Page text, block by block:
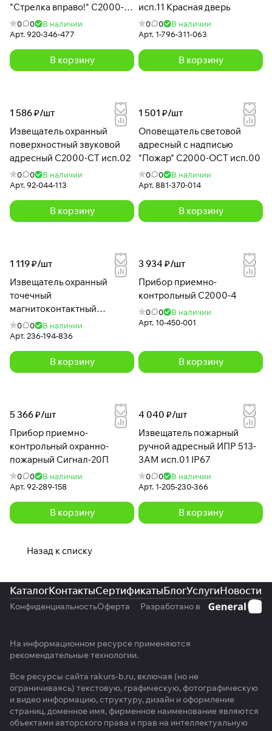
"Стрелка вправо!" С2000-
ОСТ исп.08
0 0
В наличии
Арт.920-346-477
В корзину
исп.11 Красная дверь
0 0
В наличии
Арт. 1-796-311-063
В корзину
1 586 ₽/шт
Извещатель охранный
поверхностный звуковой
адресный С2000-СТ исп.02
0 0
В наличии
Арт.92-044-113
В корзину
1 501 ₽/шт
Оповещатель световой
адресный с надписью
"Пожар" С2000-ОСТ исп.00
0 0
В наличии
Арт.881-370-014
В корзину
1 119 ₽/шт
Извещатель охранный
точечный
магнитоконтактный
адресный С2000-АР1 с ИО
102-20
0 0
В наличии
Арт.236-194-836
В корзину
3 934 ₽/шт
Прибор приемно-
контрольный С2000-4
0 0
В наличии
Арт. 10-450-001
В корзину
5 366 ₽/шт
Прибор приемно-
контрольный охранно-
пожарный Сигнал-20П
0 0
В наличии
Арт.92-289-158
В корзину
4 040 ₽/шт
Извещатель пожарный
ручной адресный ИПР 513-
3АМ исп.01 IP67
0 0
В наличии
Арт. 1-205-230-366
В корзину
Назад к списку
КаталогКонтактыСертификатыБлогУслугиНовости
КонфиденциальностьОферта Разработано в
На информационном ресурсе применяются
рекомендательные технологии.
Все ресурсы сайта rakurs-b.ru, включая (но не
ограничиваясь) текстовую, графическую, фотографическую
и видео информацию, структуру, дизайн и оформление
страниц, доменное имя, фирменное наименование являются
объектами авторского права и прав на интеллектуальную